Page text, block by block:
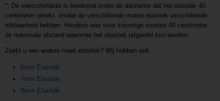
*: De veerconstante is berekend onder de aanname dat het elastiek 40
centimeter uitrekt, omdat de verschillende maten elastiek verschillende
rekbaarheid hebben. Hierdoor was voor sommige soorten 40 centimeter
de maximale afstand waarmee het elastiek uitgerekt kon worden.
Zoekt u een andere maat elastiek? Wij hebben ook:
6mm Elastiek
7mm Elastiek
8mm Elastiek